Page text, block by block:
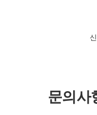
문의사